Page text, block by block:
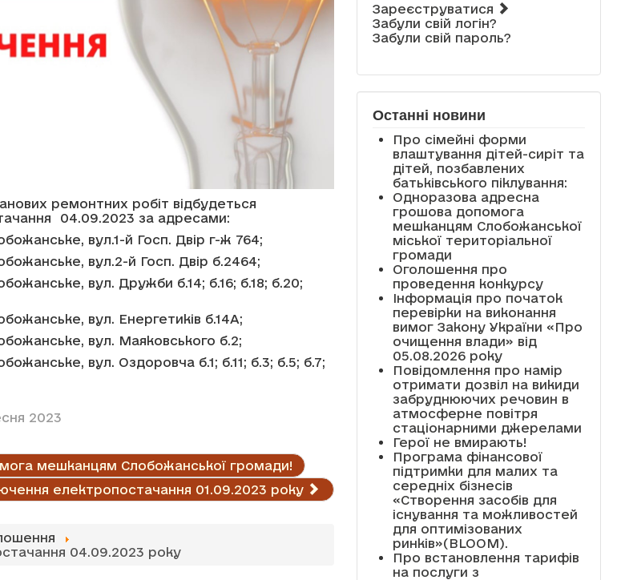
ремонтних робіт відбудеться
04.09.2023 за адресами:
вул.1-й Госп. Двір г-ж 764;
вул.2-й Госп. Двір б.2464;
вул. Дружби б.14; б.16; б.18; б.20;
вул. Енергетиків б.14А;
вул. Маяковського б.2;
вул. Оздоровча б.1; б.11; б.3; б.5; б.7;
2023
мешканцям Слобожанської громади!
електропостачання 01.09.2023 року
04.09.2023 року
Зареєструватися
Забули свій логін?
Забули свій пароль?
Останні новини
Про сімейні форми
влаштування дітей-сиріт та
дітей, позбавлених
батьківського піклування:
Одноразова адресна
грошова допомога
мешканцям Слобожанської
міської територіальної
громади
Оголошення про
проведення конкурсу
Інформація про початок
перевірки на виконання
вимог Закону України «Про
очищення влади» від
05.08.2026 року
Повідомлення про намір
отримати дозвіл на викиди
забруднюючих речовин в
атмосферне повітря
стаціонарними джерелами
Герої не вмирають!
Програма фінансової
підтримки для малих та
середніх бізнесів
«Створення засобів для
існування та можливостей
для оптимізованих
ринків»(BLOOM).
Про встановлення тарифів
на послуги з